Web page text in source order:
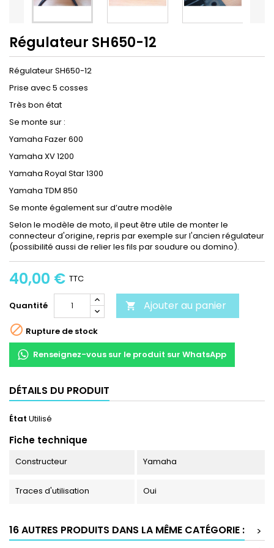
Régulateur SH650-12
Régulateur SH650-12
Prise avec 5 cosses
Très bon état
Se monte sur :
Yamaha Fazer 600
Yamaha XV 1200
Yamaha Royal Star 1300
Yamaha TDM 850
Se monte également sur d’autre modèle
Selon le modèle de moto, il peut être utile de monter le
connecteur d'origine, repris par exemple sur l'ancien régulateur
(possibilité aussi de relier les fils par soudure ou domino).
40,00 € TTC
Quantité  Ajouter au panier
 Rupture de stock
Renseignez-vous sur le produit sur WhatsApp
DÉTAILS DU PRODUIT
État Utilisé
Fiche technique
Constructeur Yamaha
Traces d'utilisation Oui
16 AUTRES PRODUITS DANS LA MÊME CATÉGORIE :
>